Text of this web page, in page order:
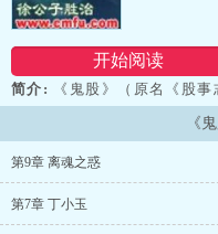
开始阅读
简介:
《鬼股》（原名《股
可以算作灵异文学，也可以
里，我不想超越自己的生活
故事大多在现实中以某种形
立成篇。灵异文学看上去荒
人都会有在现实中无法表达
《
第9章 离魂之惑
第7章 丁小玉